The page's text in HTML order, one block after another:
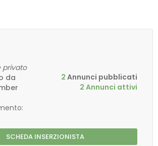
privato
da
2 Annunci pubblicati
2 Annunci attivi
SCHEDA INSERZIONISTA